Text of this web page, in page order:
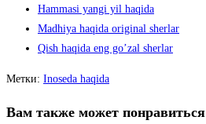
Hammasi yangi yil haqida
Madhiya haqida original sherlar
Qish haqida eng go’zal sherlar
Метки: Inoseda haqida
Вам также может понравиться